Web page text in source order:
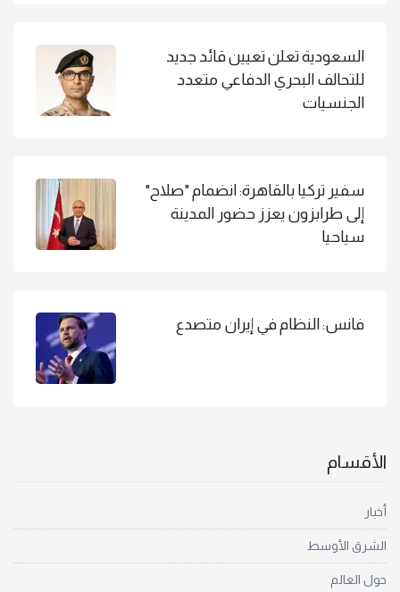
السعودية تعلن تعيين قائد جديد
للتحالف البحري الدفاعي متعدد
الجنسيات
سفير تركيا بالقاهرة: انضمام "صلاح"
إلى طرابزون يعزز حضور المدينة
سياحيا
فانس: النظام في إيران متصدع
الأقسام
أخبار
الشرق الأوسط
حول العالم